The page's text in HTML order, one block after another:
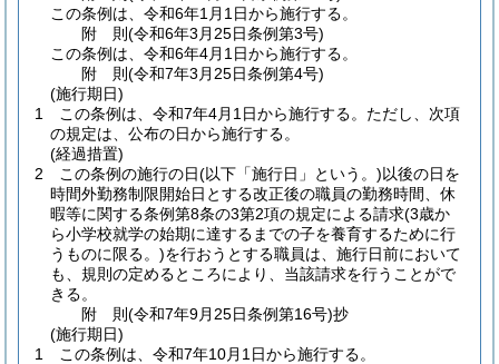
この条例は、令和6年1月1日から施行する。
附 則(令和6年3月25日条例第3号)
この条例は、令和6年4月1日から施行する。
附 則(令和7年3月25日条例第4号)
(施行期日)
1
この条例は、令和7年4月1日から施行する。 ただし、次項
の規定は、公布の日から施行する。
(経過措置)
2
この条例の施行の日(以下「施行日」という。)以後の日を
時間外勤務制限開始日とする改正後の職員の勤務時間、休
暇等に関する条例第8条の3第2項の規定による請求(3歳か
ら小学校就学の始期に達するまでの子を養育するために行
うものに限る。)を行おうとする職員は、施行日前において
も、規則の定めるところにより、当該請求を行うことがで
きる。
附 則(令和7年9月25日条例第16号)抄
(施行期日)
1
この条例は、令和7年10月1日から施行する。